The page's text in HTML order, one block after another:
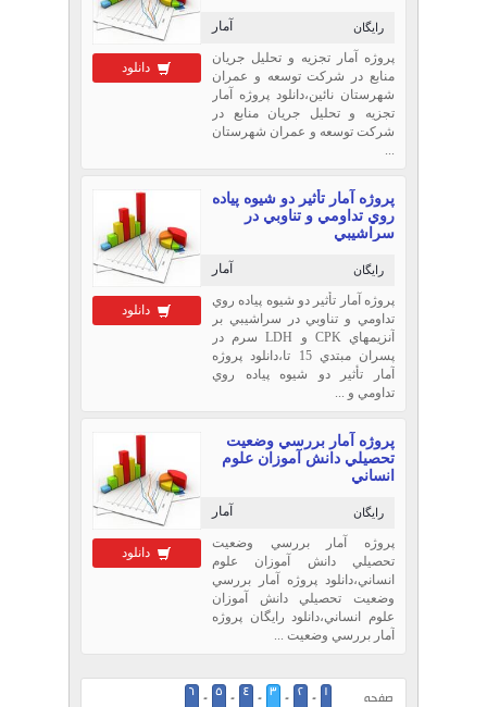
دانلود
آمار رایگان
پروژه آمار تجزيه و تحليل جريان
منابع در شرکت توسعه و عمران
شهرستان نائين،دانلود پروژه آمار
تجزيه و تحليل جريان منابع در
شرکت توسعه و عمران شهرستان
...
دانلود
پروژه آمار تأثير دو شيوه پياده
روي تداومي و تناوبي در
سراشيبي
آمار رایگان
پروژه آمار تأثير دو شيوه پياده روي
تداومي و تناوبي در سراشيبي بر
آنزيمهاي CPK و LDH سرم در
پسران مبتدي 15 تا،دانلود پروژه
آمار تأثير دو شيوه پياده روي
تداومي و ...
دانلود
پروژه آمار بررسي وضعيت
تحصيلي دانش آموزان علوم
انساني
آمار رایگان
پروژه آمار بررسي وضعيت
تحصيلي دانش آموزان علوم
انساني،دانلود پروژه آمار بررسي
وضعيت تحصيلي دانش آموزان
علوم انساني،دانلود رایگان پروژه
آمار بررسي وضعيت ...
صفحه 1
-
2
-
3
-
4
-
5
-
6